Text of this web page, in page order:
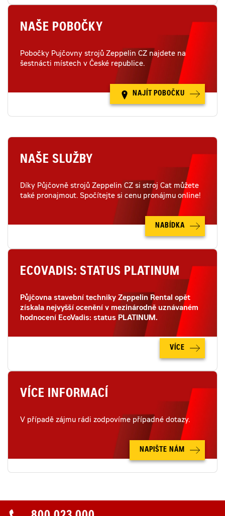
NAŠE POBOČKY
Pobočky Pujčovny strojů Zeppelin CZ najdete na
šestnácti místech v České republice.
NAJÍT POBOČKU
NAŠE SLUŽBY
Díky Půjčovně strojů Zeppelin CZ si stroj Cat můžete
také pronajmout. Spočítejte si cenu pronájmu online!
NABÍDKA
ECOVADIS: STATUS PLATINUM
Půjčovna stavební techniky Zeppelin Rental opět
získala nejvyšší ocenění v mezinárodně uznávaném
hodnocení EcoVadis: status PLATINUM.
VÍCE
VÍCE INFORMACÍ
V případě zájmu rádi zodpovíme případné dotazy.
NAPIŠTE NÁM